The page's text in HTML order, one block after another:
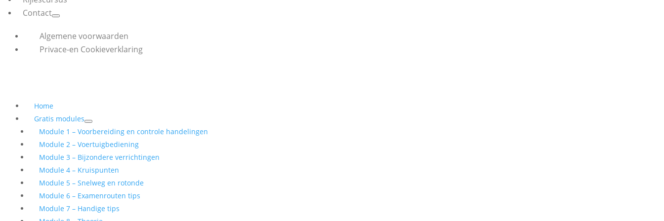
Contact
Algemene voorwaarden
Privace-en Cookieverklaring
Home
Gratis modules
Module 1 – Voorbereiding en controle handelingen
Module 2 – Voertuigbediening
Module 3 – Bijzondere verrichtingen
Module 4 – Kruispunten
Module 5 – Snelweg en rotonde
Module 6 – Examenrouten tips
Module 7 – Handige tips